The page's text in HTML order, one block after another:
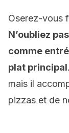
Oserez-vous
N’oubliez
comme
plat principal
mais il
pizzas et de